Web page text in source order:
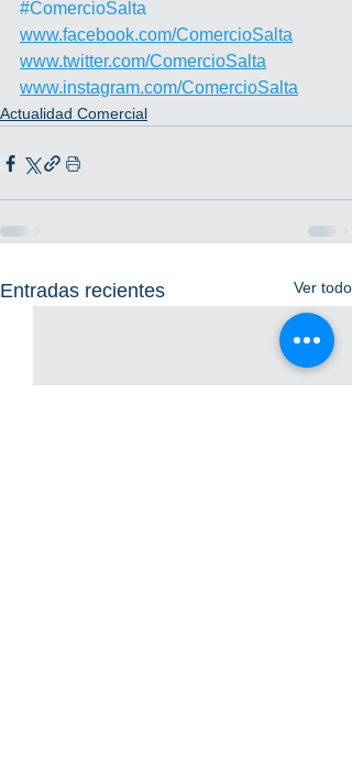
#ComercioSalta
www.facebook.com/ComercioSalta
www.twitter.com/ComercioSalta
www.instagram.com/ComercioSalta
Actualidad Comercial
Entradas recientes Ver todo